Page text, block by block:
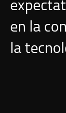
en la
la